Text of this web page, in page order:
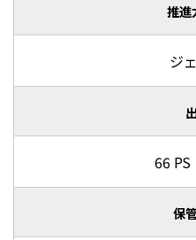
推進
ジ
66
保